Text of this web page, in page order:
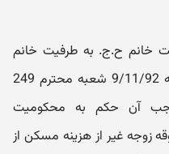
خانم ح.ج. به طرفیت خانم
ف.ح. از دادنامه شماره 1801 مورخه 9/11/92 شعبه محترم 249
آن حکم به محکومیت
زوجه غیر از هزینه مسکن از